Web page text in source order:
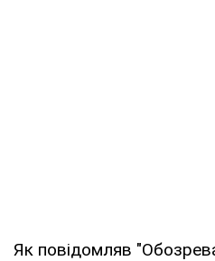
Як повідомляв